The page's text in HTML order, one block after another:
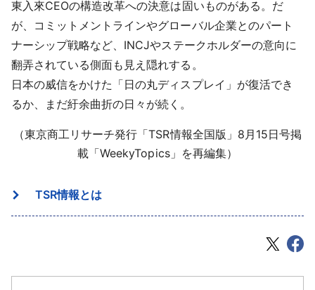
東入來CEOの構造改革への決意は固いものがある。だ
が、コミットメントラインやグローバル企業とのパート
ナーシップ戦略など、INCJやステークホルダーの意向に
翻弄されている側面も見え隠れする。
日本の威信をかけた「日の丸ディスプレイ」が復活でき
るか、まだ紆余曲折の日々が続く。
（東京商工リサーチ発行「TSR情報全国版」8月15日号掲
載「WeekyTopics」を再編集）
TSR情報とは